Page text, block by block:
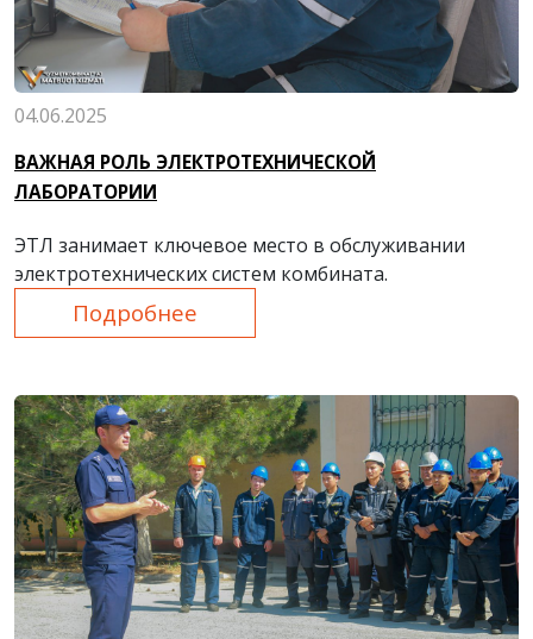
04.06.2025
ВАЖНАЯ РОЛЬ ЭЛЕКТРОТЕХНИЧЕСКОЙ
ЛАБОРАТОРИИ
ЭТЛ занимает ключевое место в обслуживании
электротехнических систем комбината.
Подробнее